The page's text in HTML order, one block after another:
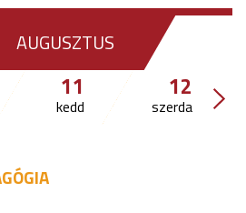
AUGUSZTUS
11
kedd
12
szerda